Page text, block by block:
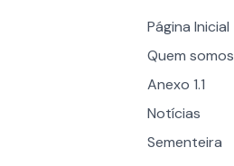
Página Inicial
Quem somos
Anexo 1.1
Notícias
Sementeira